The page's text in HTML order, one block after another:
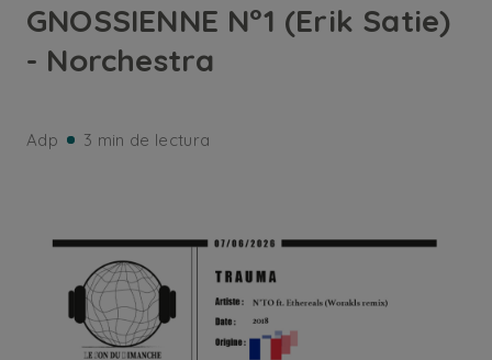
GNOSSIENNE N°1 (Erik Satie)
- Norchestra
Adp 3 min de lectura